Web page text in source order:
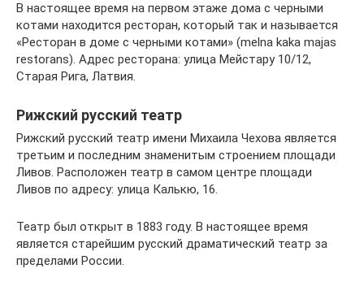
В настоящее время на первом этаже дома с черными
котами находится ресторан, который так и называется
«Ресторан в доме с черными котами» (melna kaka majas
restorans). Адрес ресторана: улица Мейстару 10/12,
Старая Рига, Латвия.
Рижский русский театр
Рижский русский театр имени Михаила Чехова является
третьим и последним знаменитым строением площади
Ливов. Расположен театр в самом центре площади
Ливов по адресу: улица Калькю, 16.
Театр был открыт в 1883 году. В настоящее время
является старейшим русский драматический театр за
пределами России.